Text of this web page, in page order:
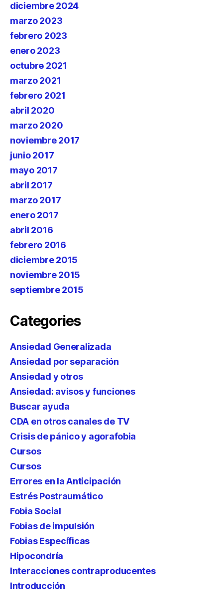
diciembre 2024
marzo 2023
febrero 2023
enero 2023
octubre 2021
marzo 2021
febrero 2021
abril 2020
marzo 2020
noviembre 2017
junio 2017
mayo 2017
abril 2017
marzo 2017
enero 2017
abril 2016
febrero 2016
diciembre 2015
noviembre 2015
septiembre 2015
Categories
Ansiedad Generalizada
Ansiedad por separación
Ansiedad y otros
Ansiedad: avisos y funciones
Buscar ayuda
CDA en otros canales de TV
Crisis de pánico y agorafobia
Cursos
Cursos
Errores en la Anticipación
Estrés Postraumático
Fobia Social
Fobias de impulsión
Fobias Específicas
Hipocondría
Interacciones contraproducentes
Introducción